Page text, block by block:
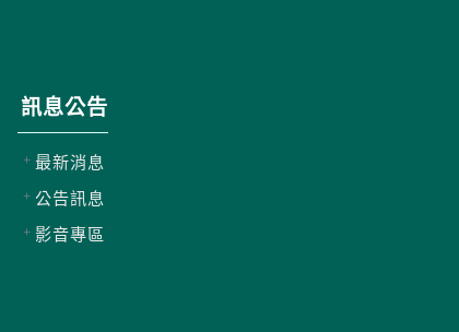
訊息公告
最新消息
公告訊息
影音專區